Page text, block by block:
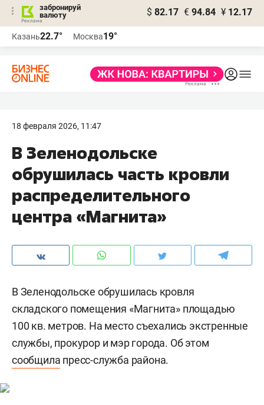
забронируй
валюту
$ 82.17 € 94.84 ¥ 12.17
Казань22.7° Москва19°
18 февраля 2026, 11:47
В Зеленодольске
обрушилась часть кровли
распределительного
центра «Магнита»
В Зеленодольске обрушилась кровля
складского помещения «Магнита» площадью
100 кв. метров. На место съехались экстренные
службы, прокурор и мэр города. Об этом
сообщила пресс-служба района.